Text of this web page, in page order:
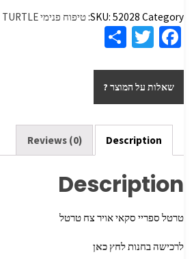
SKU: 52028 Category: טיפוח פנימיTURTLE
Fa
b
o
o
k
T
tt
er
ar
e
שאלות על המוצר ?
Description
Reviews (0)
Description
טרטל ספריי סקאי אויר צח טרטל
לרכישה בחנותלחץ כאן